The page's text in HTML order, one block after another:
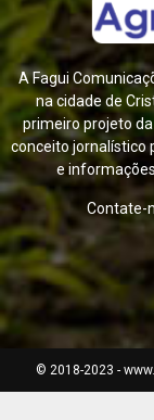
A Fagui
na cidade de
primeiro projeto
conceito jornalístico
e
Contate-
© 2018-2023 -